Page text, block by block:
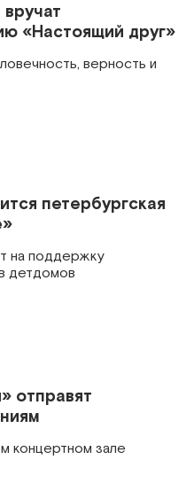
«Настоящий друг»
верность и
петербургская
на поддержку
детдомов
отправят
концертном зале